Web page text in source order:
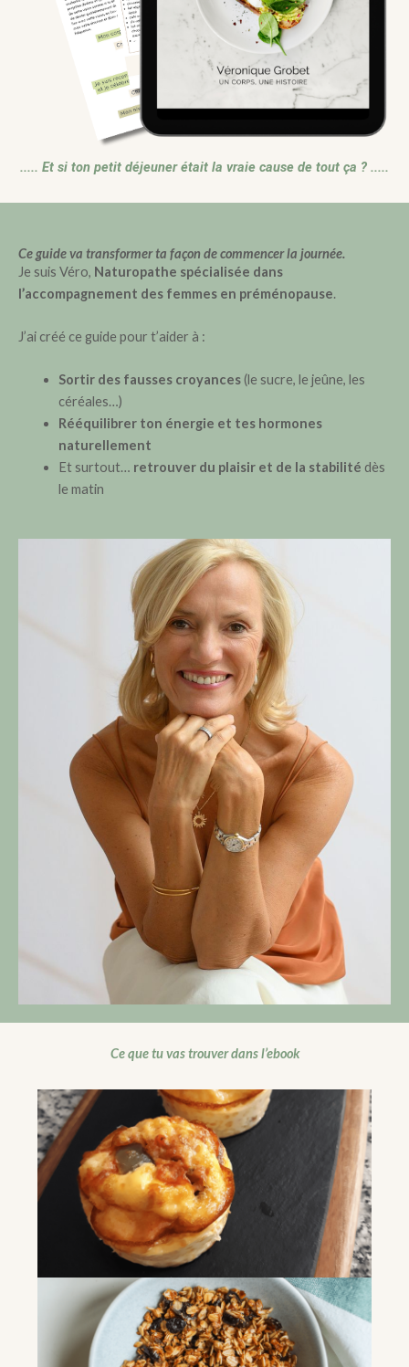
..... Et si ton petit déjeuner était la vraie cause de tout ça ? .....
Ce guide va transformer ta façon de commencer la journée.
Je suis Véro, Naturopathe spécialisée dans
l’accompagnement des femmes en préménopause.
J’ai créé ce guide pour t’aider à :
Sortir des fausses croyances(le sucre, le jeûne, les
céréales…)
Rééquilibrer ton énergie et tes hormones
naturellement
Et surtout… retrouver du plaisir et de la stabilité dès
le matin
Ce que tu vas trouver dans l’ebook